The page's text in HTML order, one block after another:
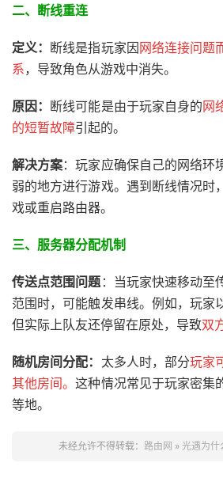
二、 断线重连
定义： 断线是指玩家因 网络连接问题
系，导致角色从游戏中消失。
原因： 断线可能是由于玩家自身的网
的短暂故障引起的。
解决方案：玩家应确保自己的网络环
弱的地方进行游戏。遇到断线情况时
戏或重启路由器。
三、服务器分配机制
传送点范围问题：当玩家快速移动至
范围时，可能触发串线。例如，玩家
但实际上队友还停留在原处，导致双
随机房间分配： 太多人时，部分玩家
其他房间。这种情况常见于玩家密集
等地。
未经允许不得转载： 路由网 » 光遇为什